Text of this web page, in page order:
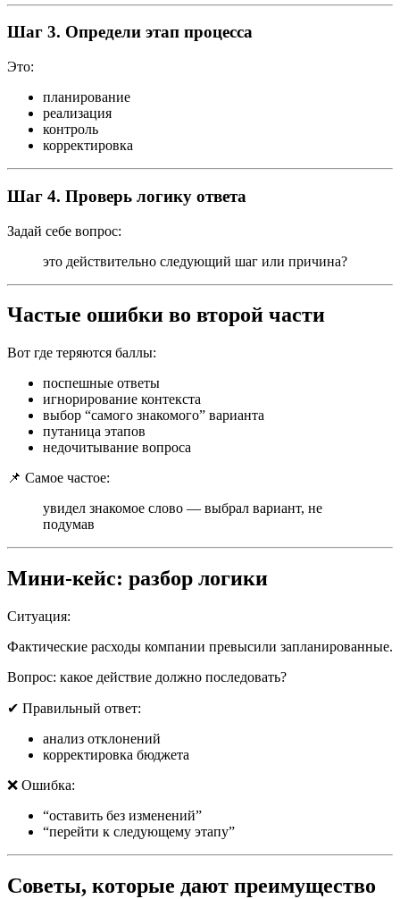
Шаг 3. Определи этап процесса
Это:
планирование
реализация
контроль
корректировка
Шаг 4. Проверь логику ответа
Задай себе вопрос:
это действительно следующий шаг или причина?
Частые ошибки во второй части
Вот где теряются баллы:
поспешные ответы
игнорирование контекста
выбор “самого знакомого” варианта
путаница этапов
недочитывание вопроса
📌 Самое частое:
увидел знакомое слово — выбрал вариант, не
подумав
Мини-кейс: разбор логики
Ситуация:
Фактические расходы компании превысили запланированные.
Вопрос: какое действие должно последовать?
✔ Правильный ответ:
анализ отклонений
корректировка бюджета
❌ Ошибка:
“оставить без изменений”
“перейти к следующему этапу”
Советы, которые дают преимущество